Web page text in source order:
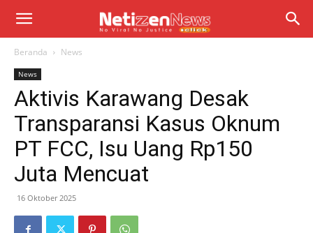
Beranda News
News
Aktivis Karawang Desak
Transparansi Kasus Oknum
PT FCC, Isu Uang Rp150
Juta Mencuat
16 Oktober 2025